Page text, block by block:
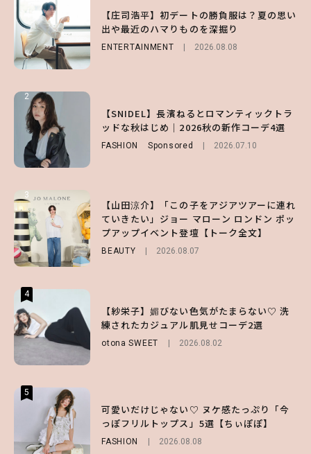
【庄司浩平】初デートの勝負服は？夏の思い
出や最近のハマりものを深掘り
ENTERTAINMENT 2026.08.08
2
【SNIDEL】長濱ねるとロマンティックトラ
ッドな秋はじめ｜2026秋の新作コーデ4選
FASHION Sponsored 2026.07.10
3
【山田涼介】「この子をアジアツアーに連れ
ていきたい」ジョー マローン ロンドン ポッ
プアップイベント登壇【トーク全文】
BEAUTY 2026.08.07
4
【紗栄子】媚びない色気がたまらない♡ 洗
練されたカジュアル肌見せコーデ2選
otona SWEET 2026.08.02
5
可愛いだけじゃない♡ ヌケ感たっぷり「今
っぽフリルトップス」5選【ちぃぽぽ】
FASHION 2026.08.08
【大原優乃】夏メイクはプレイフルに！ドキ
ッとしちゃう色っぽ“うるみ目”のつくり方
BEAUTY 2026.08.01
2
【森香澄】理想のスタイルはどう作る？体型
キープの秘訣や夏の過ごし方など独占インタ
ビュー！
ENTERTAINMENT 2026.07.31
3
【ハローキティ】がスシローと初コラボ♡
第1弾の気になるメニュー＆限定グッズを総
チェック！
LIFESTYLE 2026.07.31
4
【SNIDEL】長濱ねるとロマンティックトラ
ッドな秋はじめ｜2026秋の新作コーデ4選
FASHION Sponsored 2026.07.10
5
【ALD1】グループの魅力＆素顔に迫る♡ 一
問一答をお届け！【sweet web独占】
ENTERTAINMENT 2026.08.03
【SNIDEL】長濱ねるとロマンティックトラ
ッドな秋はじめ｜2026秋の新作コーデ4選
FASHION Sponsored 2026.07.10
2
【付録】総柄ハローキティが可愛すぎ♡ 紀
ノ国屋コラボの“優秀保冷バッグ”は夏の強
い味方！【オトナミューズ9月号増刊】
3
【谷まりあ】夏は“シアースカート”でさり
げなく肌見せ！透け感のニュアンスを楽しめ
るマストハブアイテム4選
FASHION 2026.07.19
4
【ハローキティ】がスシローと初コラボ♡
第1弾の気になるメニュー＆限定グッズを総
チェック！
2026.07.31
5
月直伝♡ ドライシャンプー「バティスト」
を使ったプロ級スタイリング3選
Sponsored